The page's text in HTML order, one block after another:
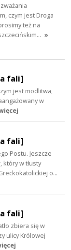
czym jest Droga
też na
»
fali]
jest modlitwa,
w
fali]
Postu. Jeszcze
który w tłusty
o…
fali]
zbiera się w
ulicy Królowej